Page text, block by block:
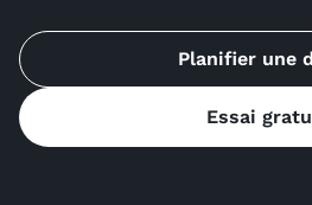
Planifier une
Essai